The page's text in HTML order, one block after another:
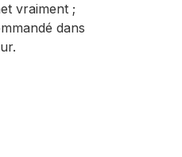
vraiment ;
dans